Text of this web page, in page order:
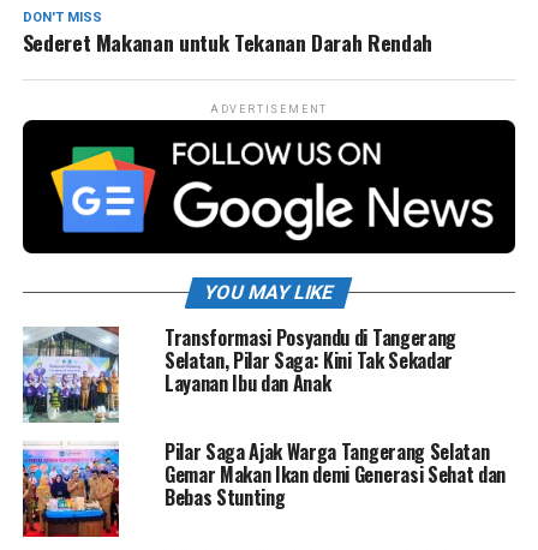
DON'T MISS
Sederet Makanan untuk Tekanan Darah Rendah
ADVERTISEMENT
YOU MAY LIKE
Transformasi Posyandu di Tangerang
Selatan, Pilar Saga: Kini Tak Sekadar
Layanan Ibu dan Anak
Pilar Saga Ajak Warga Tangerang Selatan
Gemar Makan Ikan demi Generasi Sehat dan
Bebas Stunting